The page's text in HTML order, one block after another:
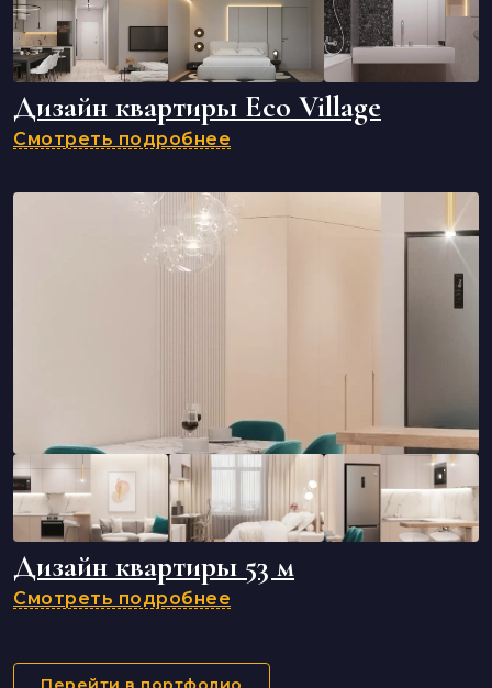
Дизайн квартиры Eco Village
Смотреть подробнее
Дизайн квартиры 53 м
Смотреть подробнее